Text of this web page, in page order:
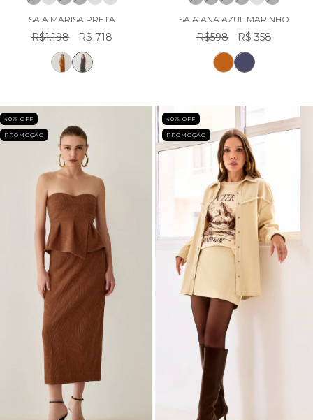
SAIA MARISA PRETA
R$1.198 R$ 718
SAIA ANA AZUL MARINHO
R$598 R$ 358
40% OFF
PROMOÇÃO
40% OFF
PROMOÇÃO